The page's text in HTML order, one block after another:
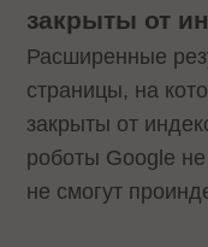
закрыты от
Расширенные
страницы, на
закрыты от
роботы Google не
не смогут